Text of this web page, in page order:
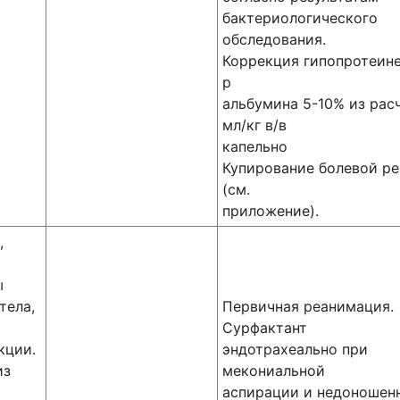
бактериологического
обследования.
Коррекция
р
альбумина 5-10% из
мл/кг в/в
капельно
Купирование болевой
(см.
приложение).
Первичная реанимация.
Сурфактант
эндотрахеально при
мекониальной
аспирации и